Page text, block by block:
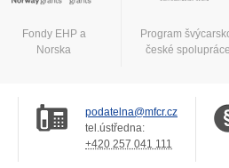
Fondy EHP a
Norska
Program
české
podatelna@mfcr.cz
tel.ústředna:
+420 257 041 111